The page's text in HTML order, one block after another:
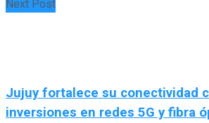
Next Post
Jujuy fortalece su conectividad
inversiones en redes 5G y fibra